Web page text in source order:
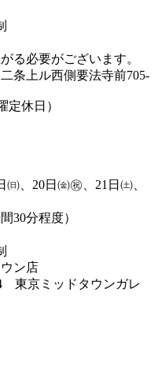
る必要がございます。
ル西側要法寺前705-
休日）
、20日㈮㊗、21日㈯、
30分程度）
タウン店
ミッドタウンガレ